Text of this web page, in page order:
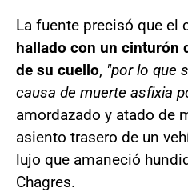
La fuente precisó que el
hallado con un cinturón
de su cuello, "por lo que
causa de muerte asfixia
amordazado y atado de
asiento trasero de un
lujo que amaneció
Chagres.